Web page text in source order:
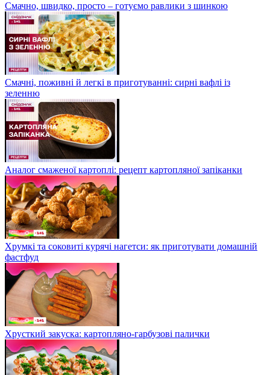
Смачно, швидко, просто – готуємо равлики з шинкою
Смачні, поживні й легкі в приготуванні: сирні вафлі із
зеленню
Аналог смаженої картоплі: рецепт картопляної запіканки
Хрумкі та соковиті курячі нагетси: як приготувати домашній
фастфуд
Хрусткий закуска: картопляно-гарбузові палички